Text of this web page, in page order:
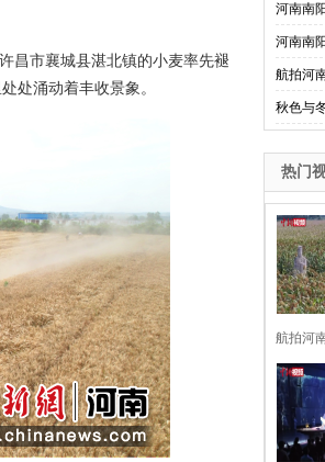
市襄城县湛北镇的小麦率先褪
处涌动着丰收景象。
河南南
河南南
航拍河
秋色与
热门
航拍河